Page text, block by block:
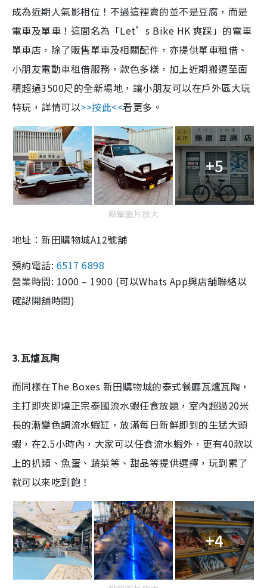
成為近期人氣影相位！不過這裡賣的並不是豆腐，而是
電車及單車！這間名為「Let’s Bike HK 爽踩」的電車
單車店，除了販售單車及相關配件，亦提供單車租借、
小朋友電動車租借服務，款色多樣，加上近期搬遷至面
積超過3500尺的全新場地，讓小朋友可以在戶外區大玩
特玩，詳情可以>>按此<<看更多。
+5
點擊圖片放大
地址：新田購物城A12號舖
預約電話: 6517 6898
營業時間: 1000 – 1900 (可以Whats App與店舖聯絡以
確認開舖時間)
3.瓦爐瓦陶
而同樣在The Boxes 新田購物城的泰式餐廳瓦爐瓦陶，
主打即夾即燒正宗泰國流水蝦任食放題，室內超過20米
長的漸變色調流水蝦缸，放滿每日新鮮即到的生猛大頭
蝦，在2.5小時內，大家可以任食流水蝦外，更有40款以
上的扒類、魚蛋、蔬菜等、甜品等提供選擇，玩到累了
就可以來吃到飽！
+4